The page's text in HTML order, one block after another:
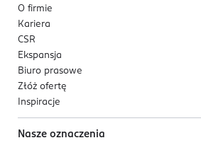
O firmie
Kariera
CSR
Ekspansja
Biuro prasowe
Złóż ofertę
Inspiracje
Nasze oznaczenia